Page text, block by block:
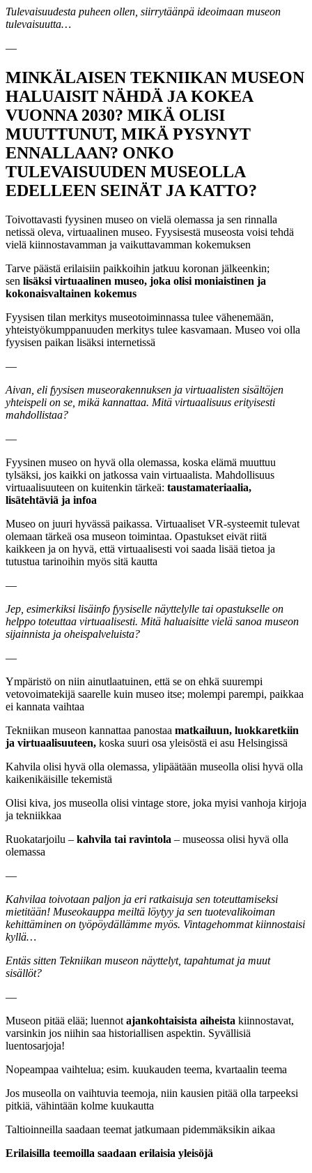
Tulevaisuudesta puheen ollen, siirrytäänpä ideoimaan museon
tulevaisuutta…
—
MINKÄLAISEN TEKNIIKAN MUSEON
HALUAISIT NÄHDÄ JA KOKEA
VUONNA 2030? MIKÄ OLISI
MUUTTUNUT, MIKÄ PYSYNYT
ENNALLAAN? ONKO
TULEVAISUUDEN MUSEOLLA
EDELLEEN SEINÄT JA KATTO?
Toivottavasti fyysinen museo on vielä olemassa ja sen rinnalla
netissä oleva, virtuaalinen museo. Fyysisestä museosta voisi tehdä
vielä kiinnostavamman ja vaikuttavamman kokemuksen
Tarve päästä erilaisiin paikkoihin jatkuu koronan jälkeenkin;
sen lisäksi virtuaalinen museo, joka olisi moniaistinen ja
kokonaisvaltainen kokemus
Fyysisen tilan merkitys museotoiminnassa tulee vähenemään,
yhteistyökumppanuuden merkitys tulee kasvamaan. Museo voi olla
fyysisen paikan lisäksi internetissä
—
Aivan, eli fyysisen museorakennuksen ja virtuaalisten sisältöjen
yhteispeli on se, mikä kannattaa. Mitä virtuaalisuus erityisesti
mahdollistaa?
—
Fyysinen museo on hyvä olla olemassa, koska elämä muuttuu
tylsäksi, jos kaikki on jatkossa vain virtuaalista. Mahdollisuus
virtuaalisuuteen on kuitenkin tärkeä: taustamateriaalia,
lisätehtäviä ja infoa
Museo on juuri hyvässä paikassa. Virtuaaliset VR-systeemit tulevat
olemaan tärkeä osa museon toimintaa. Opastukset eivät riitä
kaikkeen ja on hyvä, että virtuaalisesti voi saada lisää tietoa ja
tutustua tarinoihin myös sitä kautta
—
Jep, esimerkiksi lisäinfo fyysiselle näyttelylle tai opastukselle on
helppo toteuttaa virtuaalisesti. Mitä haluaisitte vielä sanoa museon
sijainnista ja oheispalveluista?
—
Ympäristö on niin ainutlaatuinen, että se on ehkä suurempi
vetovoimatekijä saarelle kuin museo itse; molempi parempi, paikkaa
ei kannata vaihtaa
Tekniikan museon kannattaa panostaa matkailuun, luokkaretkiin
ja virtuaalisuuteen, koska suuri osa yleisöstä ei asu Helsingissä
Kahvila olisi hyvä olla olemassa, ylipäätään museolla olisi hyvä olla
kaikenikäisille tekemistä
Olisi kiva, jos museolla olisi vintage store, joka myisi vanhoja kirjoja
ja tekniikkaa
Ruokatarjoilu – kahvila tai ravintola – museossa olisi hyvä olla
olemassa
—
Kahvilaa toivotaan paljon ja eri ratkaisuja sen toteuttamiseksi
mietitään! Museokauppa meiltä löytyy ja sen tuotevalikoiman
kehittäminen on työpöydällämme myös. Vintagehommat kiinnostaisi
kyllä…
Entäs sitten Tekniikan museon näyttelyt, tapahtumat ja muut
sisällöt?
—
Museon pitää elää; luennotajankohtaisista aiheista kiinnostavat,
varsinkin jos niihin saa historiallisen aspektin. Syvällisiä
luentosarjoja!
Nopeampaa vaihtelua; esim. kuukauden teema, kvartaalin teema
Jos museolla on vaihtuvia teemoja, niin kausien pitää olla tarpeeksi
pitkiä, vähintään kolme kuukautta
Taltioinneilla saadaan teemat jatkumaan pidemmäksikin aikaa
Erilaisilla teemoilla saadaan erilaisia yleisöjä